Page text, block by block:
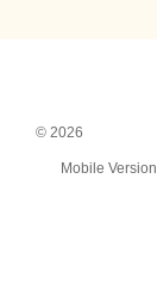
© 2026
Mobile Version